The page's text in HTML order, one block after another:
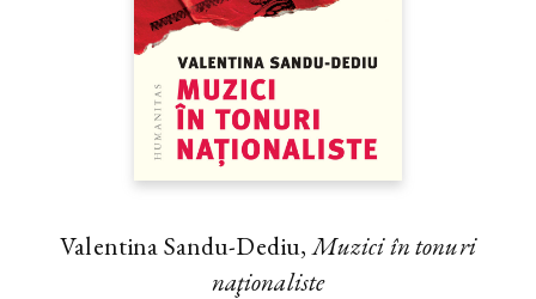
Valentina Sandu-Dediu,Muzici în tonuri
naţionaliste